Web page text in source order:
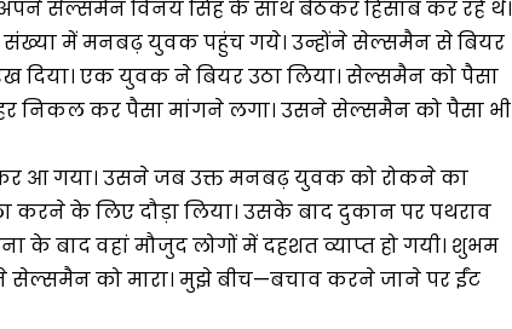
सेल्समैन विनय सिंह के साथ बैठकर हिसाब कर रहे थे।
संख्या में मनबढ़ युवक पहुंच गये। उन्होंने सेल्समैन से बियर
दिया। एक युवक ने बियर उठा लिया। सेल्समैन को पैसा
निकल कर पैसा मांगने लगा। उसने सेल्समैन को पैसा भी
आ गया। उसने जब उक्त मनबढ़ युवक को रोकने का
के लिए दौड़ा लिया। उसके बाद दुकान पर पथराव
के बाद वहां मौजुद लोगों में दहशत व्याप्त हो गयी। शुभम
सेल्समैन को मारा। मुझे बीच—बचाव करने जाने पर ईंट